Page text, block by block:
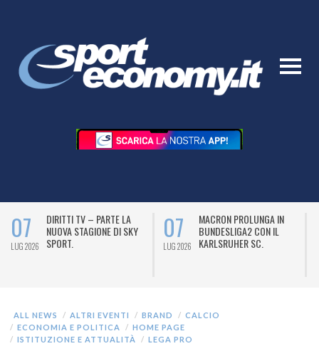
07
LUG 2026
DIRITTI TV – PARTE LA
NUOVA STAGIONE DI SKY
SPORT.
07
LUG 2026
MACRON PROLUNGA IN
BUNDESLIGA2 CON IL
KARLSRUHER SC.
ALL NEWS ALTRI EVENTI BRAND
CALCIO
ECONOMIA E POLITICA
HOME PAGE
ISTITUZIONE E ATTUALITÀ
LEGA PRO